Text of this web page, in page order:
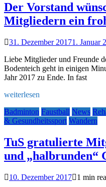
Der Vorstand
Mitgliedern ein
31. Dezember 20171. Januar
Liebe Mitglieder und Freunde
Bodenteich geht in einigen
Jahr 2017 zu Ende. In fast
weiterlesen
Badminton Faustball News
& Gesundheitssport Wandern
TuS gratulierte
und „halbrunden“
10. Dezember 2017 1 min